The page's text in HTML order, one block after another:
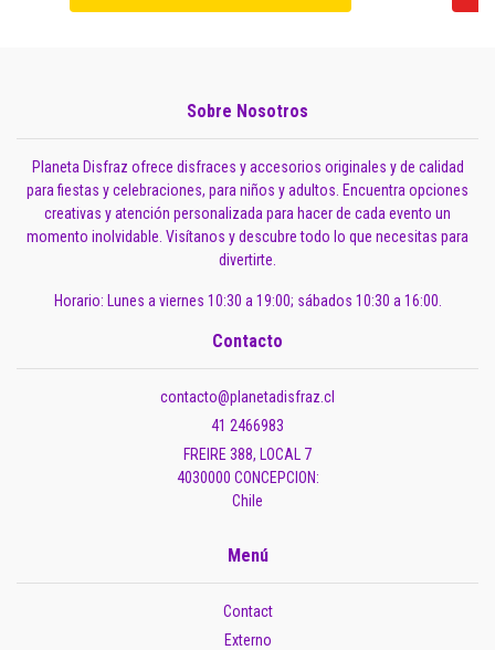
Sobre Nosotros
Planeta Disfraz ofrece disfraces y accesorios originales y de calidad
para fiestas y celebraciones, para niños y adultos. Encuentra opciones
creativas y atención personalizada para hacer de cada evento un
momento inolvidable. Visítanos y descubre todo lo que necesitas para
divertirte.
Horario: Lunes a viernes 10:30 a 19:00; sábados 10:30 a 16:00.
Contacto
contacto@planetadisfraz.cl
41 2466983
FREIRE 388, LOCAL 7
4030000 CONCEPCION:
Chile
Menú
Contact
Externo